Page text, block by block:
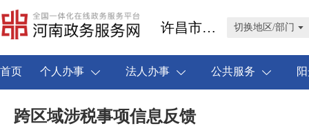
许昌市禹州市 切换地区/部门
首页 个人办事 法人办事 公共服务
跨区域涉税事项信息反馈